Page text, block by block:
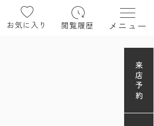
お気に入り 閲覧履歴 メニュー
来店予約